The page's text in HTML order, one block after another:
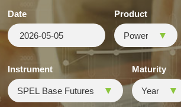
Date Product
Instrument Maturity